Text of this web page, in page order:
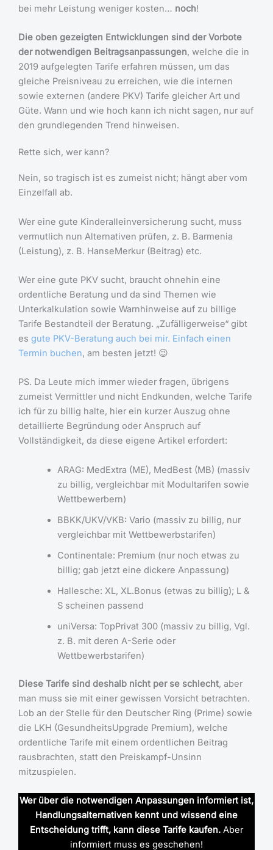
bei mehr Leistung weniger kosten… noch!
Die oben gezeigten Entwicklungen sind der Vorbote
der notwendigen Beitragsanpassungen, welche die in
2019 aufgelegten Tarife erfahren müssen, um das
gleiche Preisniveau zu erreichen, wie die internen
sowie externen (andere PKV) Tarife gleicher Art und
Güte. Wann und wie hoch kann ich nicht sagen, nur auf
den grundlegenden Trend hinweisen.
Rette sich, wer kann?
Nein, so tragisch ist es zumeist nicht; hängt aber vom
Einzelfall ab.
Wer eine gute Kinderalleinversicherung sucht, muss
vermutlich nun Alternativen prüfen, z. B. Barmenia
(Leistung), z. B. HanseMerkur (Beitrag) etc.
Wer eine gute PKV sucht, braucht ohnehin eine
ordentliche Beratung und da sind Themen wie
Unterkalkulation sowie Warnhinweise auf zu billige
Tarife Bestandteil der Beratung. „Zufälligerweise“ gibt
es gute PKV-Beratung auch bei mir. Einfach einen
Termin buchen, am besten jetzt! 😉
PS. Da Leute mich immer wieder fragen, übrigens
zumeist Vermittler und nicht Endkunden, welche Tarife
ich für zu billig halte, hier ein kurzer Auszug ohne
detaillierte Begründung oder Anspruch auf
Vollständigkeit, da diese eigene Artikel erfordert:
ARAG: MedExtra (ME), MedBest (MB) (massiv
zu billig, vergleichbar mit Modultarifen sowie
Wettbewerbern)
BBKK/UKV/VKB: Vario (massiv zu billig, nur
vergleichbar mit Wettbewerbstarifen)
Continentale: Premium (nur noch etwas zu
billig; gab jetzt eine dickere Anpassung)
Hallesche: XL, XL.Bonus (etwas zu billig); L &
S scheinen passend
uniVersa: TopPrivat 300 (massiv zu billig, Vgl.
z. B. mit deren A-Serie oder
Wettbewerbstarifen)
Diese Tarife sind deshalb nicht per se schlecht, aber
man muss sie mit einer gewissen Vorsicht betrachten.
Lob an der Stelle für den Deutscher Ring (Prime) sowie
die LKH (GesundheitsUpgrade Premium), welche
ordentliche Tarife mit einem ordentlichen Beitrag
rausbrachten, statt den Preiskampf-Unsinn
mitzuspielen.
Wer über die notwendigen Anpassungen informiert ist,
Handlungsalternativen kennt und wissend eine
Entscheidung trifft, kann diese Tarife kaufen. Aber
informiert muss es geschehen!